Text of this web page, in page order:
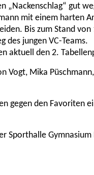
„Nackenschlag“ gut
mit einem harten
Bis zum Stand
des jungen VC-Teams.
aktuell den 2.
Vogt, Mika
gegen den Favoriten
Sporthalle